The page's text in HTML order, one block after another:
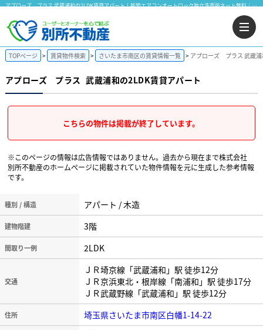
アプローズ プラス 武蔵浦和の2LDK賃貸アパート！新築エアコンオートロック独立洗面所ネット無料｜株式会社 別所不動産
TOPページ 賃貸物件検索 さいたま市南区の賃貸情報一覧 アプローズ プラス 武蔵浦
アプローズ プラス 武蔵浦和の2LDK賃貸アパート
こちらの物件は掲載が終了しています。
※このページの情報は広告情報ではありません。過去から現在まで株式会社
別所不動産のホームぺージに掲載されていた物件情報を元に生成した参考情報
です。
種別 / 構造 アパート / 木造
建物階建 3階
間取り一例 2LDK
交通
ＪＲ埼京線「武蔵浦和」駅 徒歩12分
ＪＲ京浜東北・根岸線「南浦和」駅 徒歩17分
ＪＲ武蔵野線「武蔵浦和」駅 徒歩12分
住所 埼玉県さいたま市南区白幡1-14-22